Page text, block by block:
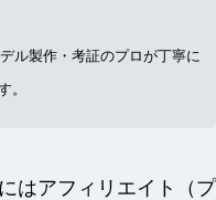
ル製作・考証のプロが丁寧に
。
はアフィリエイト（プ